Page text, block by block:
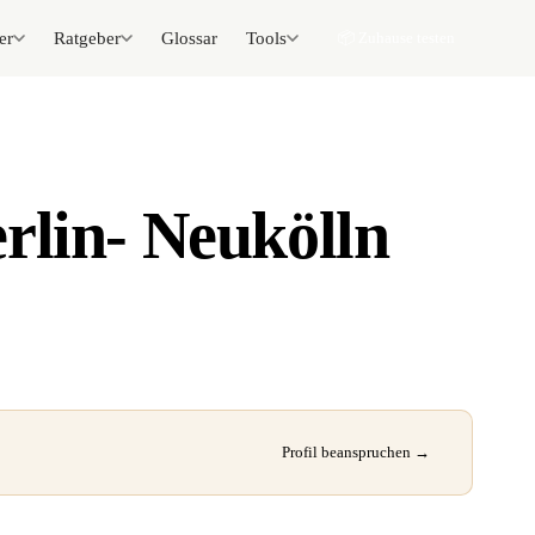
Ratgeber Glossar Tools
Neukölln
Profil beanspruchen →